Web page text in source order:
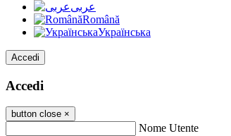
عربى
Română
Українська
Accedi
Accedi
button close ×
Nome Utente